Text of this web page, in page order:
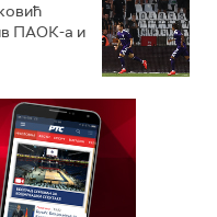
ПАОК-а и